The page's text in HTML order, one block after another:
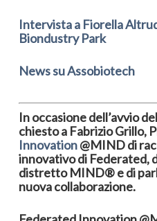
Intervista a Fiorella
Biondustry Park
News su Assobiotech
In occasione dell’avvio
chiesto a Fabrizio Grillo,
Innovation@MINDdi
innovativo di Federated,
distretto MIND® e di
nuova collaborazione.